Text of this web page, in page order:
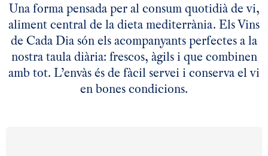
Una forma pensada per al consum quotidià de vi,
aliment central de la dieta mediterrània. Els Vins
de Cada Dia són els acompanyants perfectes a la
nostra taula diària: frescos, àgils i que combinen
amb tot. L’envàs és de fàcil servei i conserva el vi
en bones condicions.